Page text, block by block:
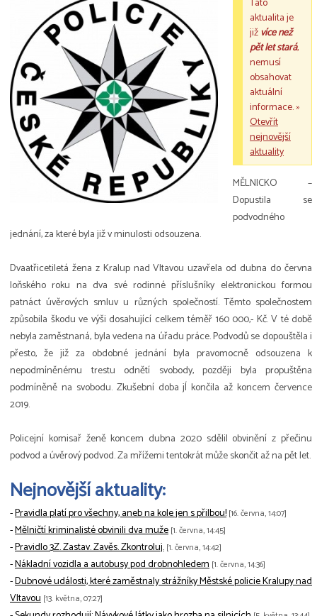
aktualita je
jižvíce než
pět let stará,
nemusí
obsahovat
aktuální
informace. »
Otevřít
nejnovější
aktuality
MĚLNICKO –
Dopustila se
podvodného
jednání, za které byla již v minulosti odsouzena.
Dvaatřicetiletá žena z Kralup nad Vltavou uzavřela od dubna do června
loňského roku na dva své rodinné příslušníky elektronickou formou
patnáct úvěrových smluv u různých společností. Těmto společnostem
způsobila škodu ve výši dosahující celkem téměř 160 000,- Kč. V té době
nebyla zaměstnaná, byla vedena na úřadu práce. Podvodů se dopouštěla i
přesto, že již za obdobné jednání byla pravomocně odsouzena k
nepodmíněnému trestu odnětí svobody, později byla propuštěna
podmíněně na svobodu. Zkušební doba jÍ končila až koncem července
2019.
Policejní komisař ženě koncem dubna 2020 sdělil obvinění z přečinu
podvod a úvěrový podvod. Za mřížemi tentokrát může skončit až na pět let.
Nejnovější aktuality:
-Pravidla platí pro všechny, aneb na kole jen s přilbou! [16. června, 14:07]
-Mělničtí kriminalisté obvinili dva muže [1. června, 14:45]
-Pravidlo 3Z. Zastav. Zavěs. Zkontroluj. [1. června, 14:42]
-Nákladní vozidla a autobusy pod drobnohledem [1. června, 14:36]
-Dubnové události, které zaměstnaly strážníky Městské policie Kralupy nad
Vltavou [13. května, 07:27]